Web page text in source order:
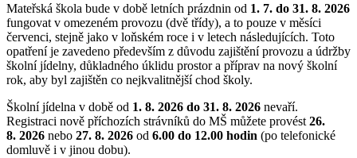
Mateřská škola bude v době letních prázdnin od 1. 7. do 31. 8. 2026
fungovat v omezeném provozu (dvě třídy), a to pouze v měsíci
červenci, stejně jako v loňském roce i v letech následujících. Toto
opatření je zavedeno především z důvodu zajištění provozu a údržby
školní jídelny, důkladného úklidu prostor a příprav na nový školní
rok, aby byl zajištěn co nejkvalitnější chod školy.
Školní jídelna v době od 1. 8. 2026 do 31. 8. 2026 nevaří.
Registraci nově příchozích strávníků do MŠ můžete provést 26.
8. 2026 nebo 27. 8. 2026 od 6.00 do 12.00 hodin (po telefonické
domluvě i v jinou dobu).